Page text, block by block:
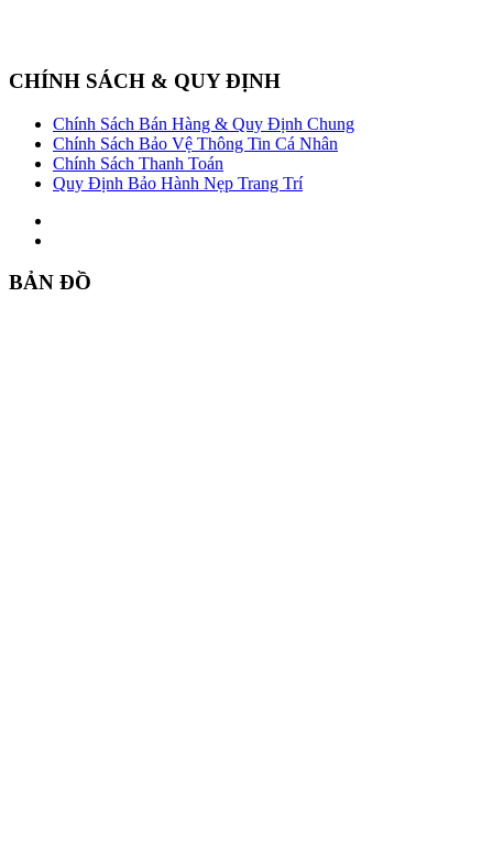
CHÍNH SÁCH & QUY ĐỊNH
Chính Sách Bán Hàng & Quy Định Chung
Chính Sách Bảo Vệ Thông Tin Cá Nhân
Chính Sách Thanh Toán
Quy Định Bảo Hành Nẹp Trang Trí
BẢN ĐỒ